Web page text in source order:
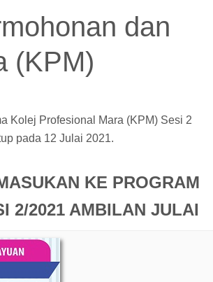
dan
(KPM)
Kolej Profesional Mara (KPM) Sesi 2
pada 12 Julai 2021.
KE PROGRAM
2/2021 AMBILAN JULAI